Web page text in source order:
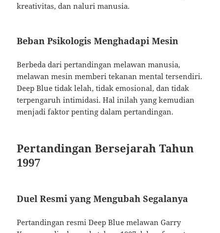
kreativitas, dan naluri manusia.
Beban Psikologis Menghadapi Mesin
Berbeda dari pertandingan melawan manusia,
melawan mesin memberi tekanan mental tersendiri.
Deep Blue tidak lelah, tidak emosional, dan tidak
terpengaruh intimidasi. Hal inilah yang kemudian
menjadi faktor penting dalam pertandingan.
Pertandingan Bersejarah Tahun
1997
Duel Resmi yang Mengubah Segalanya
Pertandingan resmi Deep Blue melawan Garry